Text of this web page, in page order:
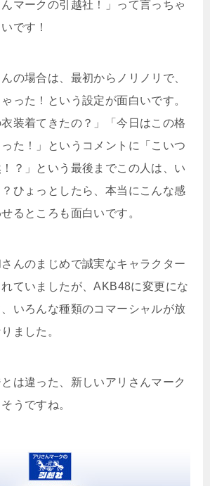
マークの引越社！」って言っちゃ
です！
の場合は、最初からノリノリで、
った！という設定が面白いです。
衣装着てきたの？」「今日はこの格
た！」というコメントに「こいつ
？」という最後までこの人は、い
ひょっとしたら、本当にこんな感
るところも面白いです。
んのまじめで誠実なキャラクター
ていましたが、AKB48に変更にな
いろんな種類のコマーシャルが放
ました。
は違った、新しいアリさんマーク
うですね。